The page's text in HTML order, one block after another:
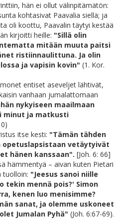
hän ei ollut välinpitämätön:
kohtasivat Paavalia siellä; ja
oli koottu, Paavalin täytyi kestää
kirjoitti heille: "Sillä olin
mitään muuta paitsi
ristiinnaulittuna. Ja olin
ja vapisin kovin" (1. Kor.
entiset aseveljet lähtivät,
vanhaan jumalattomaan
nykyiseen maailmaan
minut ja matkusti
itse kesti: "Tämän tähden
vetäytyivät
hänen kanssaan". [Joh. 6: 66]
hämmentyä – aivan kuten Pietari
tuolloin: "Jeesus sanoi niille
mennä pois?' Simon
kenen luo menisimme?
sanat, ja olemme uskoneet
Jumalan Pyhä" (Joh. 6:67-69).